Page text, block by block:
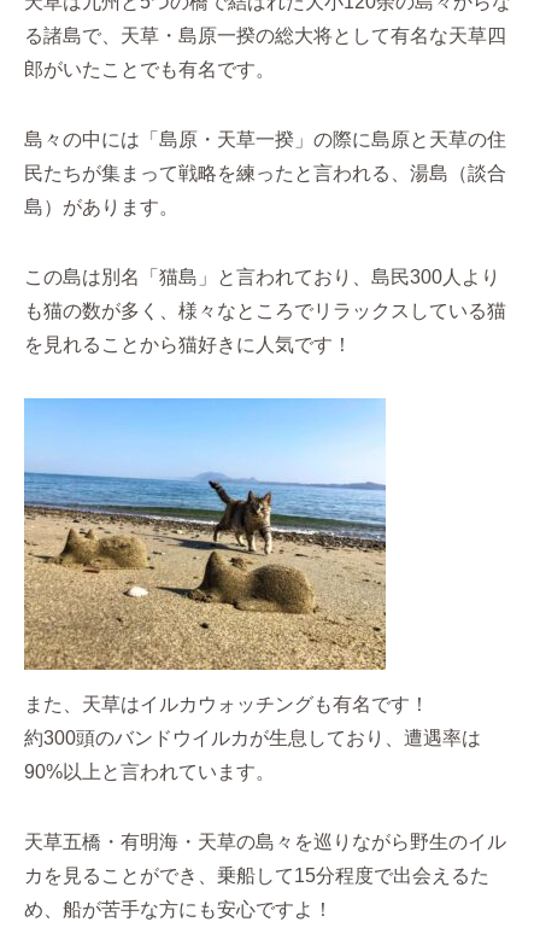
る諸島で、天草・島原一揆の総大将として有名な天草四
郎がいたことでも有名です。
島々の中には「島原・天草一揆」の際に島原と天草の住
民たちが集まって戦略を練ったと言われる、湯島（談合
島）があります。
この島は別名「猫島」と言われており、島民300人より
も猫の数が多く、様々なところでリラックスしている猫
を見れることから猫好きに人気です！
また、天草はイルカウォッチングも有名です！
約300頭のバンドウイルカが生息しており、遭遇率は
90%以上と言われています。
天草五橋・有明海・天草の島々を巡りながら野生のイル
カを見ることができ、乗船して15分程度で出会えるた
め、船が苦手な方にも安心ですよ！